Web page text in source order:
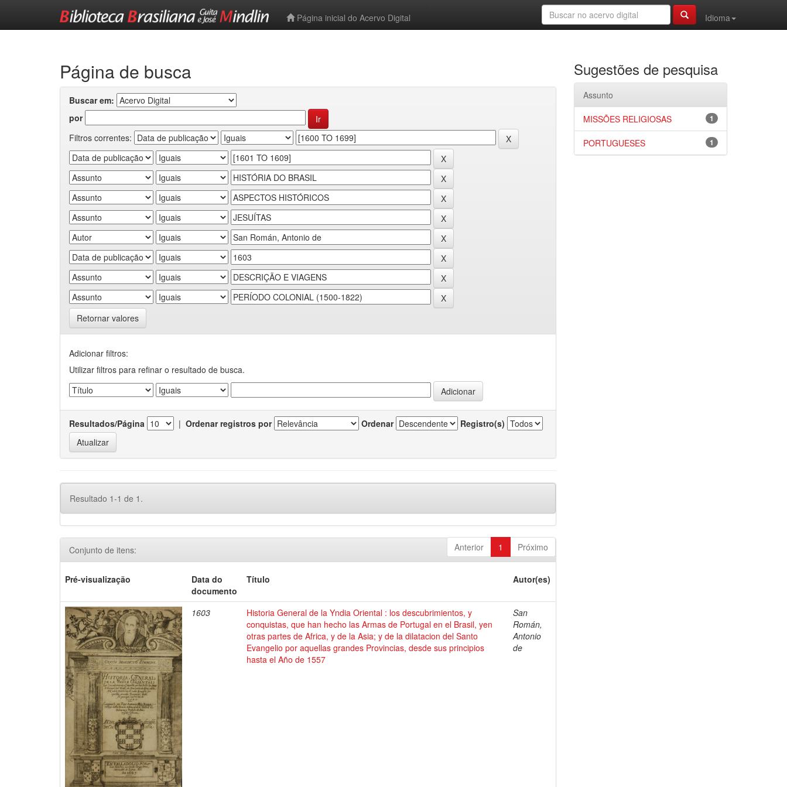
Página inicial do Acervo Digital
Idioma
Página de busca
Buscar em:
por
Filtros correntes:
Retornar valores
Adicionar filtros:
Utilizar filtros para refinar o resultado de busca.
Resultados/Página | Ordenar registros por Ordenar Registro(s)
Resultado 1-1 de 1.
Anterior 1 Próximo
Conjunto de itens:
Pré-visualização
Data do
documento
Título Autor(es)
1603
Historia General de la Yndia Oriental : los descubrimientos, y
conquistas, que han hecho las Armas de Portugal en el Brasil, yen
otras partes de Africa, y de la Asia; y de la dilatacion del Santo
Evangelio por aquellas grandes Provincias, desde sus principios
hasta el Año de 1557
San
Román,
Antonio
de
Sugestões de pesquisa
Assunto
1
MISSÕES RELIGIOSAS
1
PORTUGUESES